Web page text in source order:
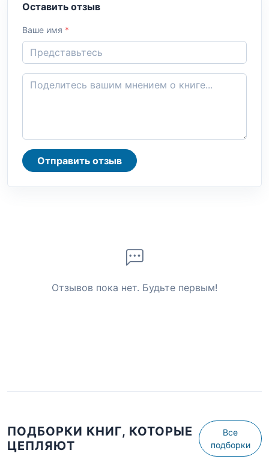
Оставить отзыв
Ваше имя *
Отправить отзыв
Отзывов пока нет. Будьте первым!
ПОДБОРКИ КНИГ, КОТОРЫЕ
ЦЕПЛЯЮТ
Все
подборки